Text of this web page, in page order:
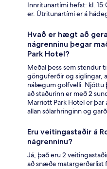
Innritunartími hefst: kl.
er. Útritunartími er á
Hvað er hægt að
nágrenninu þegar
Park Hotel?
Meðal þess sem stendur
gönguferðir og siglingar,
nálægum golfvelli. Njóttu
að staðurinn er með 2
Marriott Park Hotel er
allan sólarhringinn og
Eru veitingastaðir á
nágrenninu?
Já, það eru 2
að snæða matargerðarlist